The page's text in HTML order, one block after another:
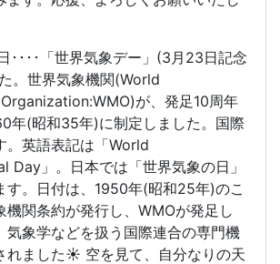
････「世界気象デー」(3月23日記念
。世界気象機関(World
が、発足10周年
年(昭和35年)に制定しました。国際
。英語表記は「World
Day」。日本では「世界気象の日」
す。日付は、1950年(昭和25年)のこ
機関条約が発行し、WMOが発足し
気象学などを扱う国際連合の専門機
れました☀️ 空を見て、自分なりの天